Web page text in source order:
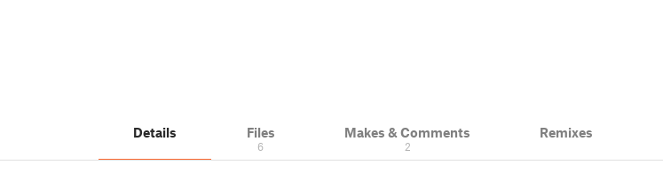
Details Files
6
Makes & Comments
2
Remixes